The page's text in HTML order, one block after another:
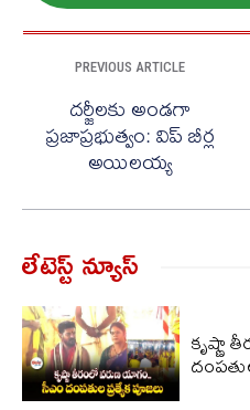
PREVIOUS ARTICLE
దర్జీలకు అండగా
ప్రజాప్రభుత్వం: విప్ బీర్ల
అయిలయ్య
లేటెస్ట్ న్యూస్‌
కృష్ణా